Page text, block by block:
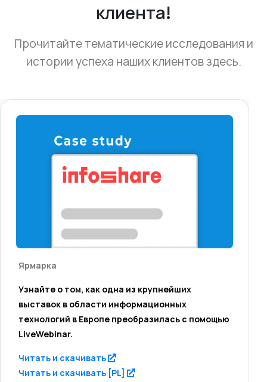
Узнайте о том, как одна из крупнейших
выставок в области информационных
технологий в Европе преобразилась с помощью
LiveWebinar.
Читать и скачивать [PL]